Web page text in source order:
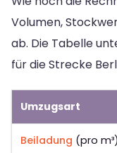
Volumen,
ab. Die Tabelle
für die Strecke
Umzugsart
Beiladung (pro m³)